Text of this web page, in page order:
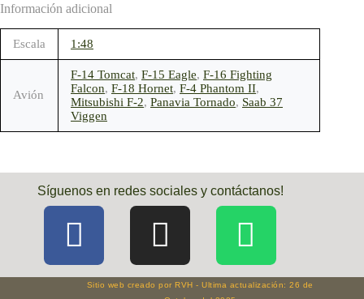
Información adicional
Escala 1:48
Avión
F-14 Tomcat, F-15 Eagle, F-16 Fighting
Falcon, F-18 Hornet, F-4 Phantom II,
Mitsubishi F-2, Panavia Tornado, Saab 37
Viggen
Síguenos en redes sociales y contáctanos!
Sitio web creado por RVH - Ultima actualización: 26 de